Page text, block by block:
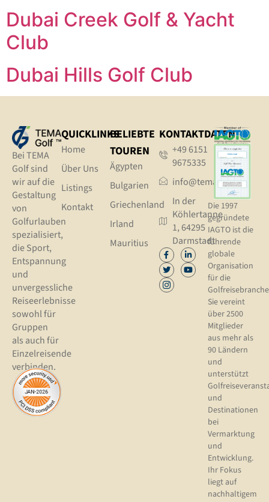
Dubai Creek Golf & Yacht
Club
Dubai Hills Golf Club
Bei TEMA
Golf sind
wir auf die
Gestaltung
von
Golfurlauben
spezialisiert,
die Sport,
Entspannung
und
unvergessliche
Reiseerlebnisse
sowohl für
Gruppen
als auch für
Einzelreisende
verbinden.
QUICKLINKS
Home
Über Uns
Listings
Kontakt
BELIEBTE
TOUREN
Ägypten
Bulgarien
Griechenland
Irland
Mauritius
KONTAKTDATEN
+49 6151
9675335
info@tema.golf
In der
Köhlertanne
1, 64295
Darmstadt
Die 1997
gegründete
IAGTO ist die
führende
globale
Organisation
für die
Sie vereint
über 2500
Mitglieder
aus mehr als
90 Ländern
und
unterstützt
und
Destinationen
bei
Vermarktung
und
Entwicklung.
Ihr Fokus
liegt auf
nachhaltigem